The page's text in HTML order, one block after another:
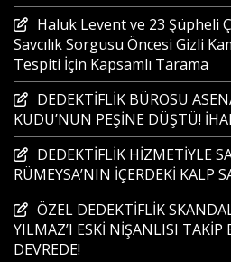
Haluk Levent ve 23 Şüpheli
Savcılık Sorgusu Öncesi Gizli
Tespiti İçin Kapsamlı Tarama
DEDEKTİFLİK BÜROSU
KUDU’NUN PEŞİNE DÜŞTÜ!
DEDEKTİFLİK HİZMETİYLE
RÜMEYSA’NIN İÇERDEKİ KALP
ÖZEL DEDEKTİFLİK
YILMAZ’I ESKİ NİŞANLISI TAKİP
DEVREDE!